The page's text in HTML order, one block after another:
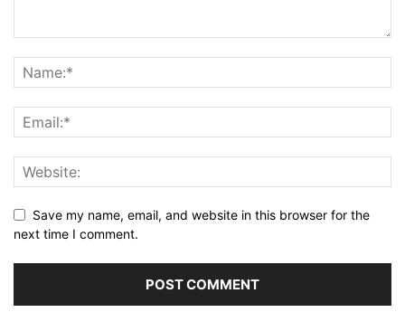
Save my name, email, and website in this browser for the
next time I comment.